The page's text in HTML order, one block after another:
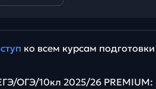
ко всем курсам
ОГЭ/10кл 2025/26 PREMIUM: